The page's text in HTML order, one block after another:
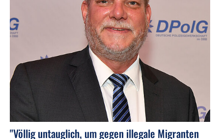
"Völlig untauglich, um gegen illegale Migranten